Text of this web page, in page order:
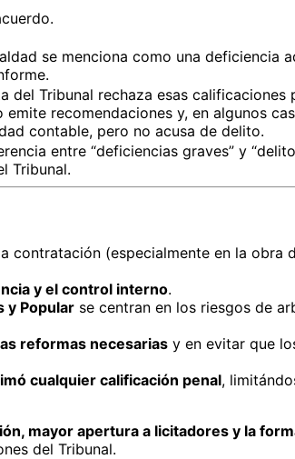
se menciona como una deficiencia
del Tribunal rechaza esas calificaciones
emite recomendaciones y, en algunos
contable, pero no acusa de delito.
entre “deficiencias graves” y
Tribunal.
contratación (especialmente en la obra
y el control interno.
y Popular se centran en los riesgos de
reformas necesarias y en evitar que
cualquier calificación penal,
mayor apertura a licitadores y la
del Tribunal.